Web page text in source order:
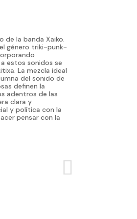
de la banda Xaiko.
género triki-punk-
estos sonidos se
La mezcla ideal
del sonido de
definen la
adentros de las
clara y
y política con la
pensar con la